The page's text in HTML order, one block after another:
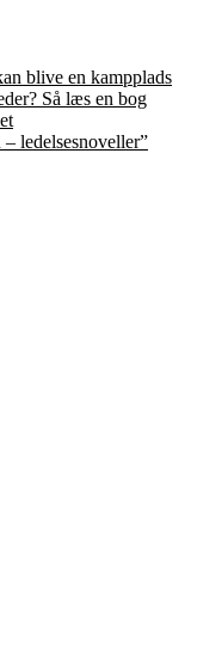
blive en kampplads
Så læs en bog
ledelsesnoveller”